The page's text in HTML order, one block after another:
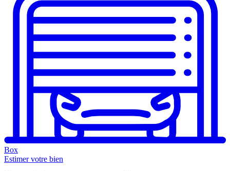
Box
Estimer votre bien